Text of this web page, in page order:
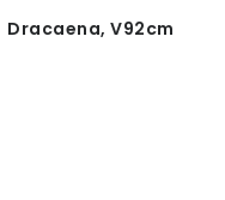
Dracaena, V92cm